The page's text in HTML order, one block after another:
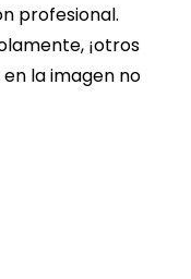
profesional.
¡otros
la imagen no